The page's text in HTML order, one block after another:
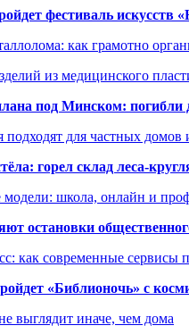
фестиваль искусств
как грамотно
из медицинского
под Минском: погибли
для частных домов
горел склад леса-
модели: школа, онлайн и
остановки
как современные
«Библионочь» с
выглядит иначе, чем дома